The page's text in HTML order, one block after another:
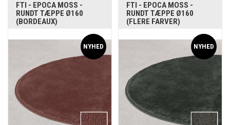
FTI - EPOCA MOSS -
RUNDT TÆPPE Ø160
(BORDEAUX)
FTI - EPOCA MOSS -
RUNDT TÆPPE Ø160
(FLERE FARVER)